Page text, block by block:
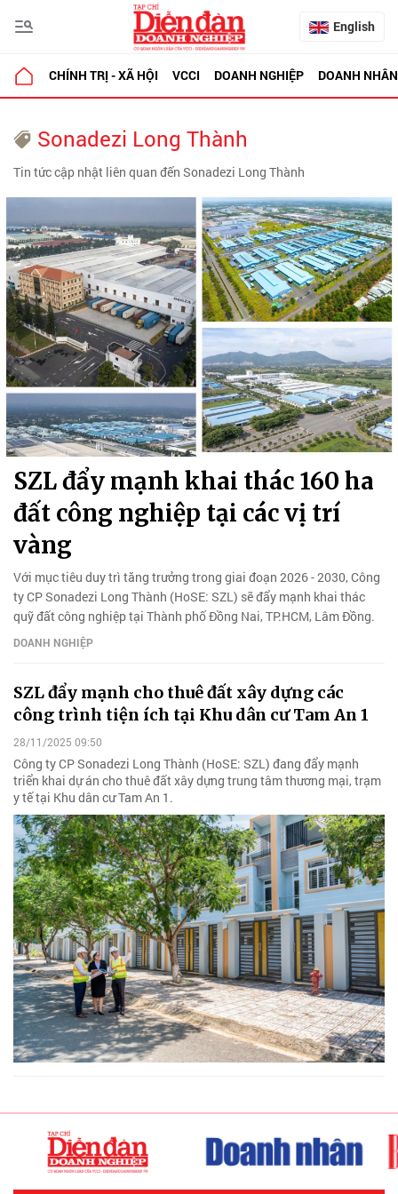
English
CHÍNH TRỊ - XÃ HỘI VCCI DOANH NGHIỆP DOANH NHÂN
Sonadezi Long Thành
Tin tức cập nhật liên quan đến Sonadezi Long Thành
SZL đẩy mạnh khai thác 160 ha
đất công nghiệp tại các vị trí
vàng
Với mục tiêu duy trì tăng trưởng trong giai đoạn 2026 - 2030, Công
ty CP Sonadezi Long Thành (HoSE: SZL) sẽ đẩy mạnh khai thác
quỹ đất công nghiệp tại Thành phố Đồng Nai, TP.HCM, Lâm Đồng.
DOANH NGHIỆP
SZL đẩy mạnh cho thuê đất xây dựng các
công trình tiện ích tại Khu dân cư Tam An 1
28/11/2025 09:50
Công ty CP Sonadezi Long Thành (HoSE: SZL) đang đẩy mạnh
triển khai dự án cho thuê đất xây dựng trung tâm thương mại, trạm
y tế tại Khu dân cư Tam An 1.